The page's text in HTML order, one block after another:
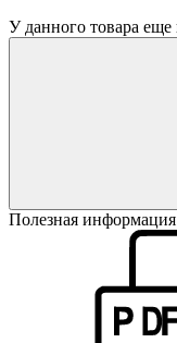
У данного товара еще
Полезная информация